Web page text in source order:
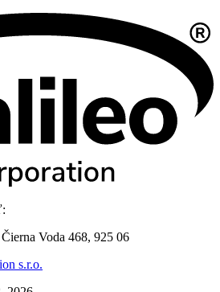
Voda 468, 925 06
s.r.o.